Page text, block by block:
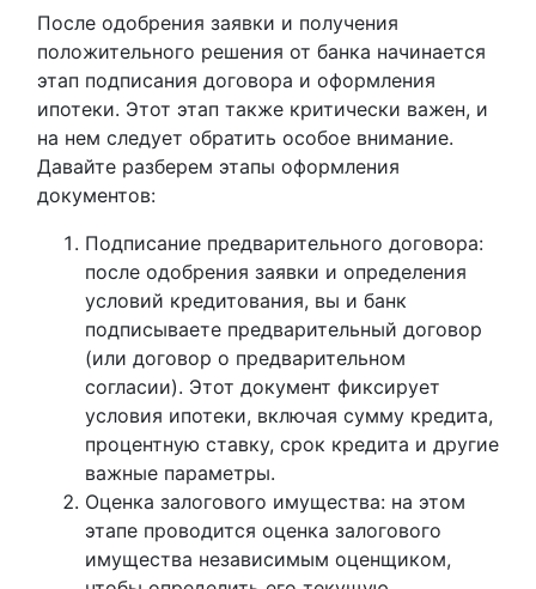
После одобрения заявки и получения
положительного решения от банка начинается
этап подписания договора и оформления
ипотеки. Этот этап также критически важен, и
на нем следует обратить особое внимание.
Давайте разберем этапы оформления
документов:
Подписание предварительного договора:
после одобрения заявки и определения
условий кредитования, вы и банк
подписываете предварительный договор
(или договор о предварительном
согласии). Этот документ фиксирует
условия ипотеки, включая сумму кредита,
процентную ставку, срок кредита и другие
важные параметры.
Оценка залогового имущества: на этом
этапе проводится оценка залогового
имущества независимым оценщиком,